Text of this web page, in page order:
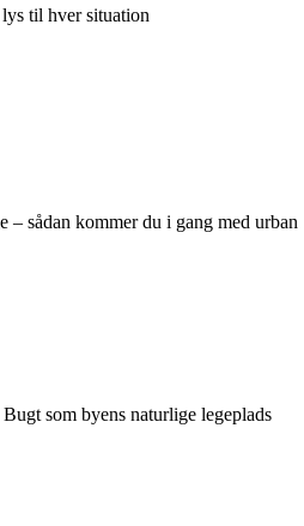
til hver situation
sådan kommer du i gang med urban
som byens naturlige legeplads